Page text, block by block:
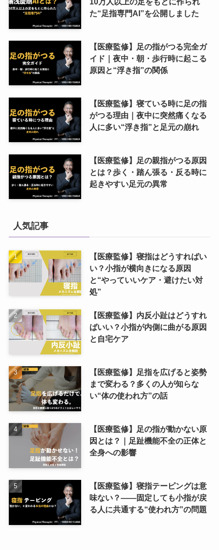
た“足指専門AI”を公開しました
【医療監修】足の指がつる完全ガ
イド｜夜中・朝・歩行時に起こる
原因と“浮き指”の関係
【医療監修】寝ている時に足の指
がつる理由｜夜中に突然痛くなる
人に多い“浮き指”と足元の崩れ
【医療監修】足の親指がつる原因
とは？歩く・踏ん張る・反る時に
起きやすい足元の異常
人気記事
【医療監修】寝指はどうすればい
い？小指が横向きになる原因
と“やっていいケア・避けたい対
処”
【医療監修】内反小趾はどうすれ
ばいい？小指が内側に曲がる原因
と自宅ケア
【医療監修】足指を広げると姿勢
まで変わる？多くの人が知らな
い“体の使われ方”の話
【医療監修】足の指が動かない原
因とは？｜足趾機能不全の正体と
全身への影響
【医療監修】寝指テーピングは意
味ない？――固定しても小指が戻
る人に共通する“使われ方”の問題